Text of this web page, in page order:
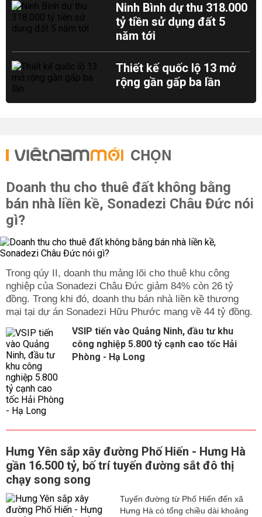
Ninh Bình dự thu 318.000
tỷ tiền sử dụng đất 5
năm tới
Thiết kế quốc lộ 13 mở
rộng gần gấp ba lần
CHỌN
Doanh thu cho thuê đất không bằng
bán nhà liền kề, Sonadezi Châu Đức nói
gì?
Trong qúy II, doanh thu mảng lõi cho thuê khu công
nghiệp của Sonadezi Châu Đức giảm 84% còn 26 tỷ
đồng. Trong khi đó, doanh thu bán nhà liền kề thương
mại tại dự án Sonadezi Hữu Phước mang về 44 tỷ đồng.
VSIP tiến vào Quảng Ninh, đầu tư khu
công nghiệp 5.800 tỷ cạnh cao tốc Hải
Phòng - Hạ Long
Hưng Yên sắp xây đường Phố Hiến - Hưng Hà
gần 16.500 tỷ, bố trí tuyến đường sắt đô thị
chạy song song
Tuyến đường từ Phố Hiến đến xã
Hưng Hà có tổng chiều dài khoảng